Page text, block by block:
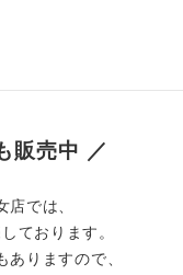
販売中 ／
店では、
ております。
りますので、